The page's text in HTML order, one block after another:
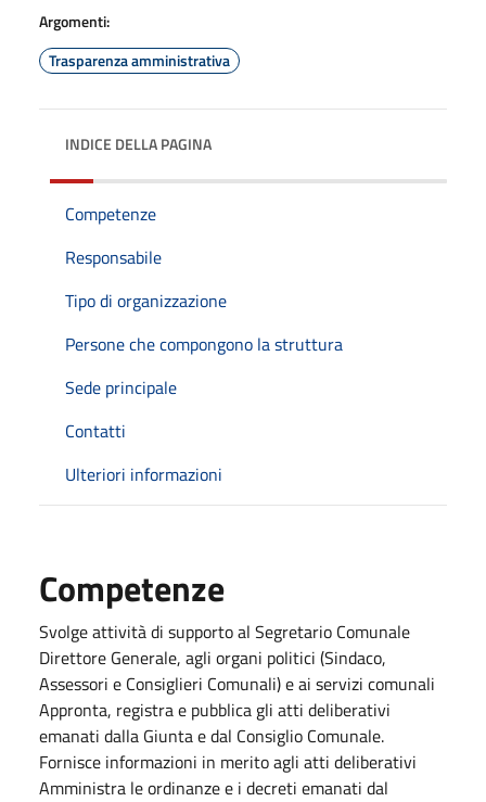
Argomenti:
Trasparenza amministrativa
INDICE DELLA PAGINA
Competenze
Responsabile
Tipo di organizzazione
Persone che compongono la struttura
Sede principale
Contatti
Ulteriori informazioni
Competenze
Svolge attività di supporto al Segretario Comunale
Direttore Generale, agli organi politici (Sindaco,
Assessori e Consiglieri Comunali) e ai servizi comunali
Appronta, registra e pubblica gli atti deliberativi
emanati dalla Giunta e dal Consiglio Comunale.
Fornisce informazioni in merito agli atti deliberativi
Amministra le ordinanze e i decreti emanati dal